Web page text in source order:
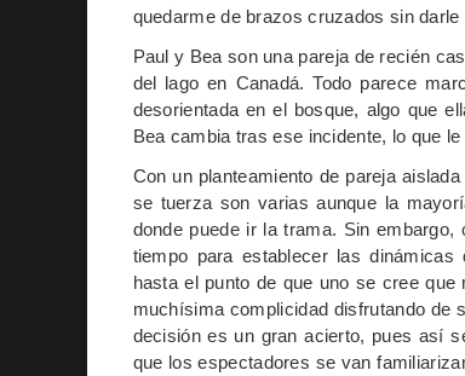
quedarme de brazos cruzados sin
Paul y Bea son una pareja de recién
del lago en Canadá. Todo parece
desorientada en el bosque, algo que
Bea cambia tras ese incidente, lo que
Con un planteamiento de pareja
se tuerza son varias aunque la
donde puede ir la trama. Sin
tiempo para establecer las
hasta el punto de que uno se cree
muchísima complicidad disfrutando de
decisión es un gran acierto, pues así
que los espectadores se van